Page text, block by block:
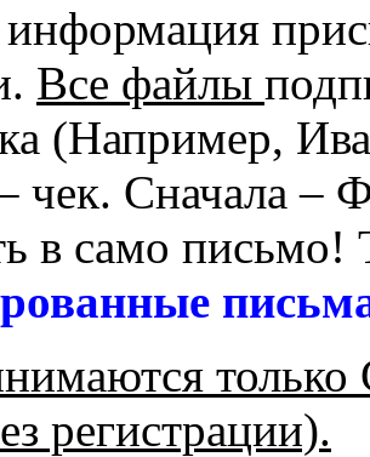
Все файлы
(Например,
чек. Сначала
в само письмо!
регистрации).